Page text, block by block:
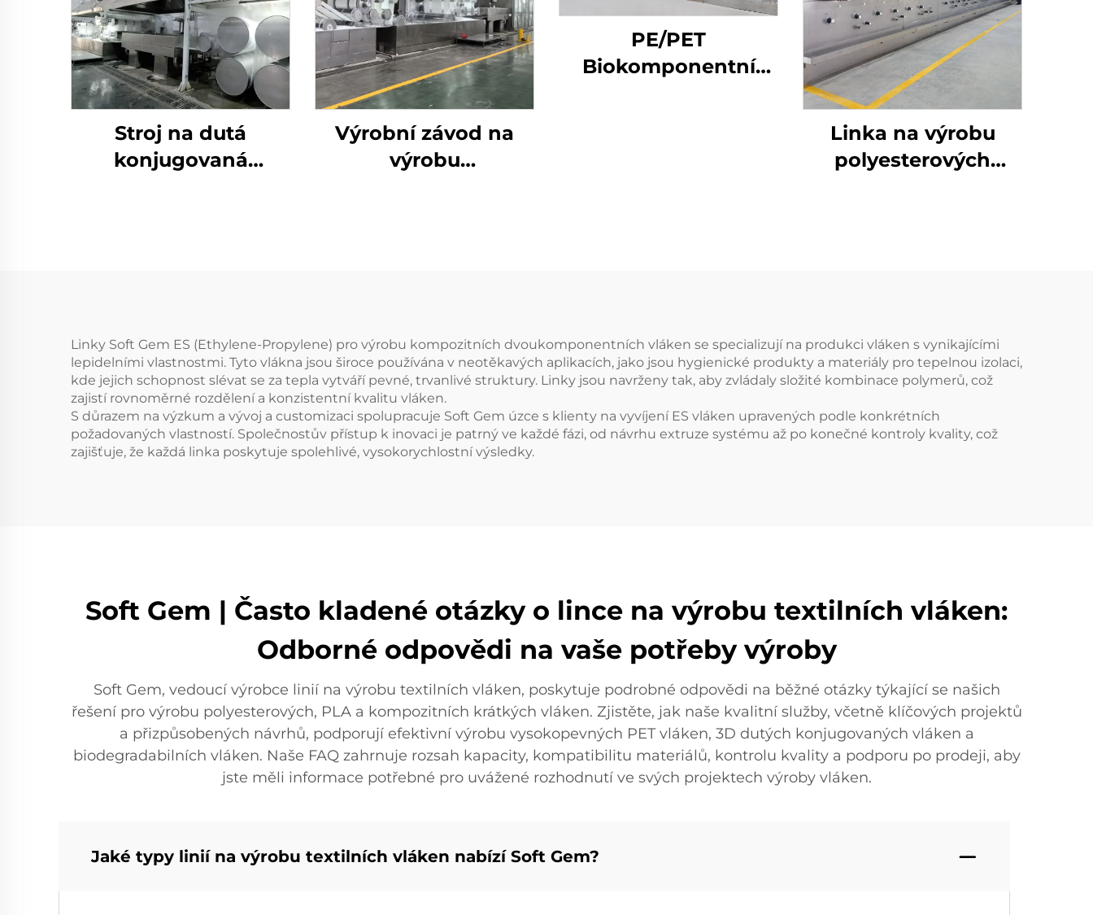
Stroj na dutá
konjugovaná
Výrobní závod na
výrobu
střižových vláken
PE/PET
Biokomponentní
Linka na výrobu
polyesterových
Linky Soft Gem ES (Ethylene-Propylene) pro výrobu kompozitních dvoukomponentních vláken se specializují na produkci vláken s vynikajícími
lepidelními vlastnostmi. Tyto vlákna jsou široce používána v neotěkavých aplikacích, jako jsou hygienické produkty a materiály pro tepelnou izolaci,
kde jejich schopnost slévat se za tepla vytváří pevné, trvanlivé struktury. Linky jsou navrženy tak, aby zvládaly složité kombinace polymerů, což
zajistí rovnoměrné rozdělení a konzistentní kvalitu vláken.
S důrazem na výzkum a vývoj a customizaci spolupracuje Soft Gem úzce s klienty na vyvíjení ES vláken upravených podle konkrétních
požadovaných vlastností. Společnostův přístup k inovaci je patrný ve každé fázi, od návrhu extruze systému až po konečné kontroly kvality, což
zajišťuje, že každá linka poskytuje spolehlivé, vysokorychlostní výsledky.
Soft Gem | Často kladené otázky o lince na výrobu textilních vláken:
Odborné odpovědi na vaše potřeby výroby
Soft Gem, vedoucí výrobce linií na výrobu textilních vláken, poskytuje podrobné odpovědi na běžné otázky týkající se našich
řešení pro výrobu polyesterových, PLA a kompozitních krátkých vláken. Zjistěte, jak naše kvalitní služby, včetně klíčových projektů
a přizpůsobených návrhů, podporují efektivní výrobu vysokopevných PET vláken, 3D dutých konjugovaných vláken a
biodegradabilních vláken. Naše FAQ zahrnuje rozsah kapacity, kompatibilitu materiálů, kontrolu kvality a podporu po prodeji, aby
jste měli informace potřebné pro uvážené rozhodnutí ve svých projektech výroby vláken.
Jaké typy linií na výrobu textilních vláken nabízí Soft Gem?